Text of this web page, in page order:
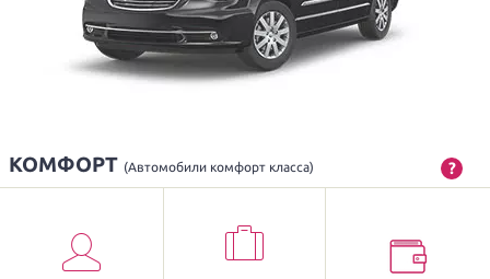
КОМФОРТ (Автомобили комфорт класса) ?